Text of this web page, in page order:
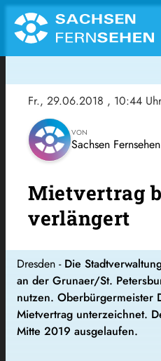
Fr., 29.06.2018 , 10:44 Uhr
VON
Sachsen Fernsehen
Mietvertrag
verlängert
Dresden - Die
an der Grunaer/St.
nutzen. Oberbürgermeister
Mietvertrag unterzeichnet.
Mitte 2019 ausgelaufen.